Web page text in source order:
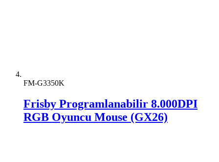
FM-G3350K
Frisby Programlanabilir 8.000DPI
RGB Oyuncu Mouse (GX26)